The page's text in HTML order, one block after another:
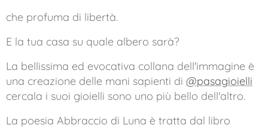
che profuma di libertà.
E la tua casa su quale albero sarà?
La bellissima ed evocativa collana dell'immagine è
una creazione delle mani sapienti di @pasagioielli
cercala i suoi gioielli sono uno più bello dell'altro.
La poesia Abbraccio di Luna è tratta dal libro